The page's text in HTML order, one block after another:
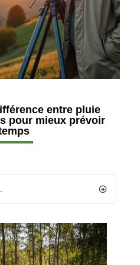
entre pluie
pour mieux prévoir